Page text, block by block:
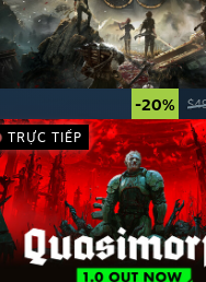
-20%
TRỰC TIẾP